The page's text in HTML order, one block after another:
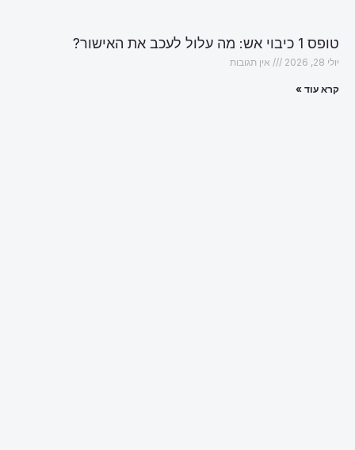
טופס 1 כיבוי אש: מה עלול לעכב את האישור?
יולי 28, 2026 אין תגובות
קרא עוד »